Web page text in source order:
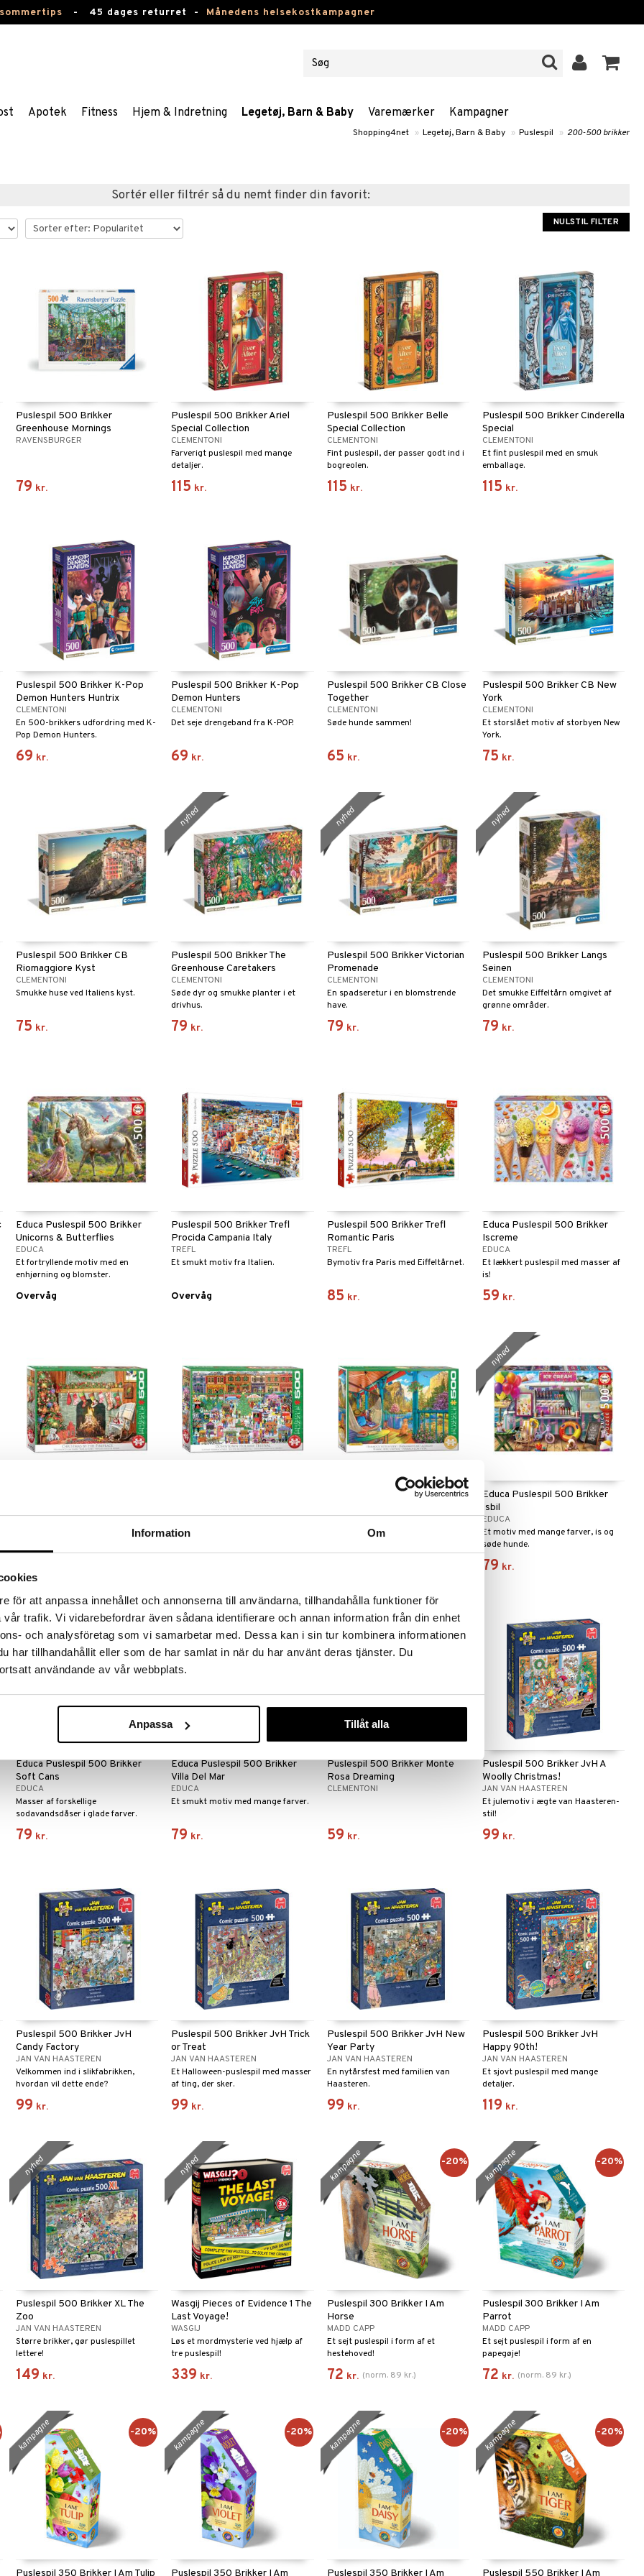
Information Om
för att anpassa innehållet och annonserna till användarna, tillhandahålla funktioner för
trafik. Vi vidarebefordrar även sådana identifierare och annan information från din enhet
och analysföretag som vi samarbetar med. Dessa kan i sin tur kombinera informationen
har tillhandahållit eller som de har samlat in när du har använt deras tjänster. Du
användande av vår webbplats.
Anpassa Tillåt alla
- 45 dages returret - Månedens helsekostkampagner
Apotek Fitness Hjem & Indretning Legetøj, Barn & Baby Varemærker Kampagner
Shopping4net » Legetøj, Barn & Baby » Puslespil » 200-500 brikker
Sortér eller filtrér så du nemt finder din favorit:
NULSTIL FILTER
Puslespil 500 Brikker
Greenhouse Mornings
RAVENSBURGER
79 kr.
Puslespil 500 Brikker Ariel
Special Collection
CLEMENTONI
Farverigt puslespil med mange
detaljer.
115 kr.
Puslespil 500 Brikker Belle
Special Collection
CLEMENTONI
Fint puslespil, der passer godt ind i
bogreolen.
115 kr.
Puslespil 500 Brikker Cinderella
Special
CLEMENTONI
Et fint puslespil med en smuk
emballage.
115 kr.
Puslespil 500 Brikker K-Pop
Demon Hunters Huntrix
CLEMENTONI
En 500-brikkers udfordring med K-
Pop Demon Hunters.
69 kr.
Puslespil 500 Brikker K-Pop
Demon Hunters
CLEMENTONI
Det seje drengeband fra K-POP.
69 kr.
Puslespil 500 Brikker CB Close
Together
CLEMENTONI
Søde hunde sammen!
65 kr.
Puslespil 500 Brikker CB New
York
CLEMENTONI
Et storslået motiv af storbyen New
York.
75 kr.
Puslespil 500 Brikker CB
Riomaggiore Kyst
CLEMENTONI
Smukke huse ved Italiens kyst.
75 kr.
Puslespil 500 Brikker The
Greenhouse Caretakers
CLEMENTONI
Søde dyr og smukke planter i et
drivhus.
79 kr.
nyhed
Puslespil 500 Brikker Victorian
Promenade
CLEMENTONI
En spadseretur i en blomstrende
have.
79 kr.
nyhed
Puslespil 500 Brikker Langs
Seinen
CLEMENTONI
Det smukke Eiffeltårn omgivet af
grønne områder.
79 kr.
nyhed
Educa Puslespil 500 Brikker
Unicorns & Butterflies
EDUCA
Et fortryllende motiv med en
enhjørning og blomster.
Overvåg
Puslespil 500 Brikker Trefl
Procida Campania Italy
TREFL
Et smukt motiv fra Italien.
Overvåg
Puslespil 500 Brikker Trefl
Romantic Paris
TREFL
Bymotiv fra Paris med Eiffeltårnet.
85 kr.
Educa Puslespil 500 Brikker
Iscreme
EDUCA
Et lækkert puslespil med masser af
is!
59 kr.
EUROGRAPHICS
I ventetiden til jul, puslespil med
EUROGRAPHICS
Et julepuslespil med store brikker.
Puslespil 500 Brikker Hammock
EUROGRAPHICS
Et smukt, farverigt puslespil med
Educa Puslespil 500 Brikker
Isbil
EDUCA
Et motiv med mange farver, is og
søde hunde.
79 kr.
nyhed
Educa Puslespil 500 Brikker
Soft Cans
EDUCA
Masser af forskellige
sodavandsdåser i glade farver.
79 kr.
nyhed
Educa Puslespil 500 Brikker
Villa Del Mar
EDUCA
Et smukt motiv med mange farver.
79 kr.
nyhed
Puslespil 500 Brikker Monte
Rosa Dreaming
CLEMENTONI
59 kr.
Puslespil 500 Brikker JvH A
Woolly Christmas!
JAN VAN HAASTEREN
Et julemotiv i ægte van Haasteren-
stil!
99 kr.
Puslespil 500 Brikker JvH
Candy Factory
JAN VAN HAASTEREN
Velkommen ind i slikfabrikken,
hvordan vil dette ende?
99 kr.
Puslespil 500 Brikker JvH Trick
or Treat
JAN VAN HAASTEREN
Et Halloween-puslespil med masser
af ting, der sker.
99 kr.
Puslespil 500 Brikker JvH New
Year Party
JAN VAN HAASTEREN
En nytårsfest med familien van
Haasteren.
99 kr.
Puslespil 500 Brikker JvH
Happy 90th!
JAN VAN HAASTEREN
Et sjovt puslespil med mange
detaljer.
119 kr.
Puslespil 500 Brikker XL The
Zoo
JAN VAN HAASTEREN
Større brikker, gør puslespillet
lettere!
149 kr.
nyhed
Wasgij Pieces of Evidence 1 The
Last Voyage!
WASGIJ
Løs et mordmysterie ved hjælp af
tre puslespil!
339 kr.
nyhed
Puslespil 300 Brikker I Am
Horse
MADD CAPP
Et sejt puslespil i form af et
hestehoved!
72 kr. (norm. 89 kr.)
kampagne -20%
Puslespil 300 Brikker I Am
Parrot
MADD CAPP
Et sejt puslespil i form af en
papegøje!
72 kr. (norm. 89 kr.)
kampagne -20%
Puslespil 350 Brikker I Am Tulip
kampagne -20%
Puslespil 350 Brikker I Am
kampagne -20%
Puslespil 350 Brikker I Am
kampagne -20%
Puslespil 550 Brikker I Am
kampagne -20%